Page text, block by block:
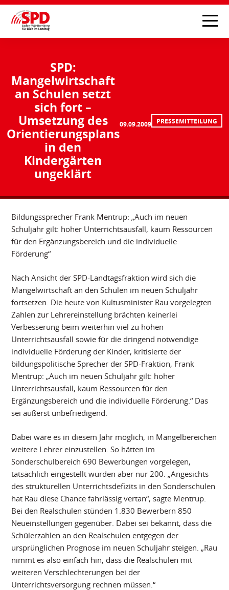
SPD:
Mangelwirtschaft
an Schulen setzt
sich fort –
Umsetzung des
Orientierungsplans
in den
Kindergärten
ungeklärt
09.09.2009 PRESSEMITTEILUNG
Bildungssprecher Frank Mentrup: „Auch im neuen
Schuljahr gilt: hoher Unterrichtsausfall, kaum Ressourcen
für den Ergänzungsbereich und die individuelle
Förderung“
Nach Ansicht der SPD-Landtagsfraktion wird sich die
Mangelwirtschaft an den Schulen im neuen Schuljahr
fortsetzen. Die heute von Kultusminister Rau vorgelegten
Zahlen zur Lehrereinstellung brächten keinerlei
Verbesserung beim weiterhin viel zu hohen
Unterrichtsausfall sowie für die dringend notwendige
individuelle Förderung der Kinder, kritisierte der
bildungspolitische Sprecher der SPD-Fraktion, Frank
Mentrup: „Auch im neuen Schuljahr gilt: hoher
Unterrichtsausfall, kaum Ressourcen für den
Ergänzungsbereich und die individuelle Förderung.“ Das
sei äußerst unbefriedigend.
Dabei wäre es in diesem Jahr möglich, in Mangelbereichen
weitere Lehrer einzustellen. So hätten im
Sonderschulbereich 690 Bewerbungen vorgelegen,
tatsächlich eingestellt wurden aber nur 200. „Angesichts
des strukturellen Unterrichtsdefizits in den Sonderschulen
hat Rau diese Chance fahrlässig vertan“, sagte Mentrup.
Bei den Realschulen stünden 1.830 Bewerbern 850
Neueinstellungen gegenüber. Dabei sei bekannt, dass die
Schülerzahlen an den Realschulen entgegen der
ursprünglichen Prognose im neuen Schuljahr steigen. „Rau
nimmt es also einfach hin, dass die Realschulen mit
weiteren Verschlechterungen bei der
Unterrichtsversorgung rechnen müssen.“